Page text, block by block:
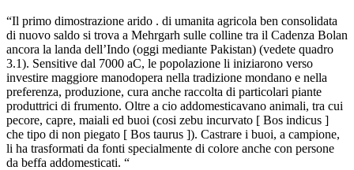
“Il primo dimostrazione arido . di umanita agricola ben consolidata
di nuovo saldo si trova a Mehrgarh sulle colline tra il Cadenza Bolan
ancora la landa dell’Indo (oggi mediante Pakistan) (vedete quadro
3.1). Sensitive dal 7000 aC, le popolazione li iniziarono verso
investire maggiore manodopera nella tradizione mondano e nella
preferenza, produzione, cura anche raccolta di particolari piante
produttrici di frumento. Oltre a cio addomesticavano animali, tra cui
pecore, capre, maiali ed buoi (cosi zebu incurvato [ Bos indicus ]
che tipo di non piegato [ Bos taurus ]). Castrare i buoi, a campione,
li ha trasformati da fonti specialmente di colore anche con persone
da beffa addomesticati. “